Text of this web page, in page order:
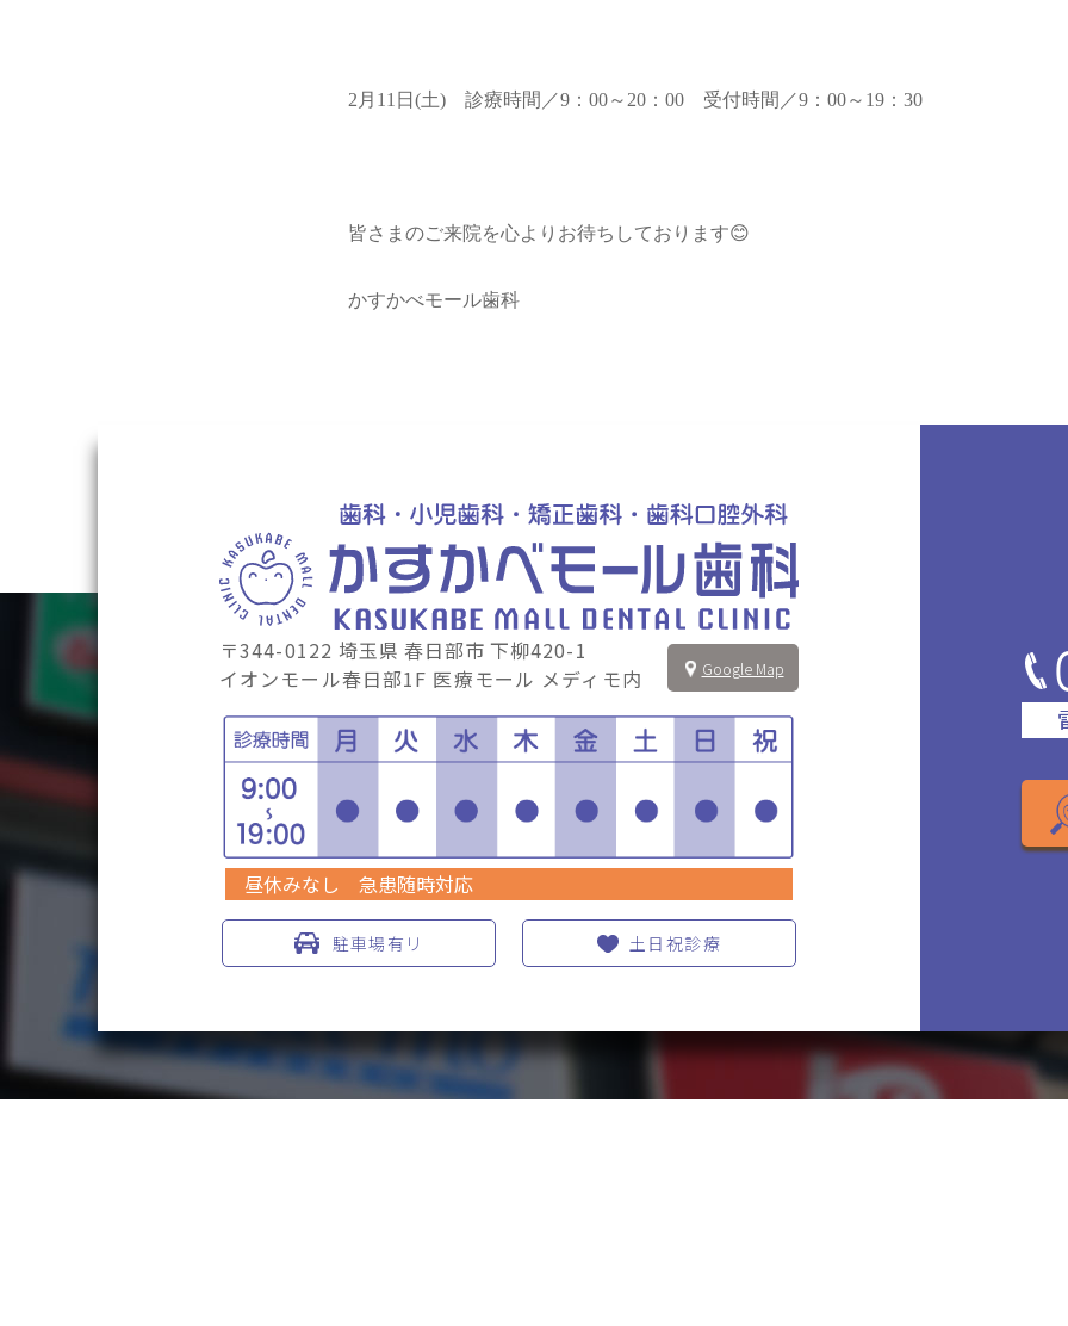
2月11日(土) 診療時間／9：00～20：00 受付時間／9：00～19：30
皆さまのご来院を心よりお待ちしております😊
かすかべモール歯科
〒344-0122 埼玉県 春日部市 下柳420-1
イオンモール春日部1F 医療モール メディモ内
Google Map
昼休みなし 急患随時対応
駐車場有リ 土日祝診療